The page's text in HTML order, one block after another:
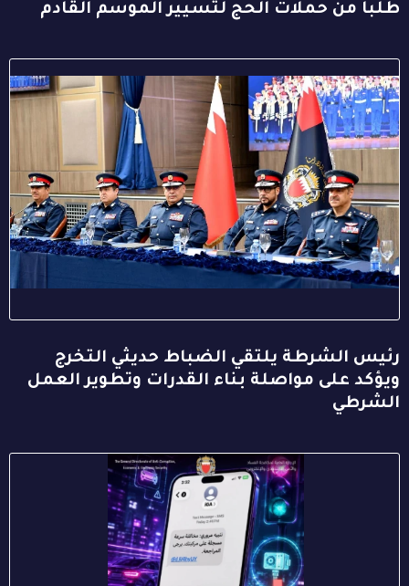
طلباً من حملات الحج لتسيير الموسم القادم
رئيس الشرطة يلتقي الضباط حديثي التخرج
ويؤكد على مواصلة بناء القدرات وتطوير العمل
الشرطي